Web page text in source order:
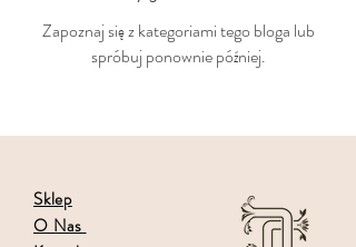
Zapoznaj się z kategoriami tego bloga lub
spróbuj ponownie później.
Sklep
O Nas